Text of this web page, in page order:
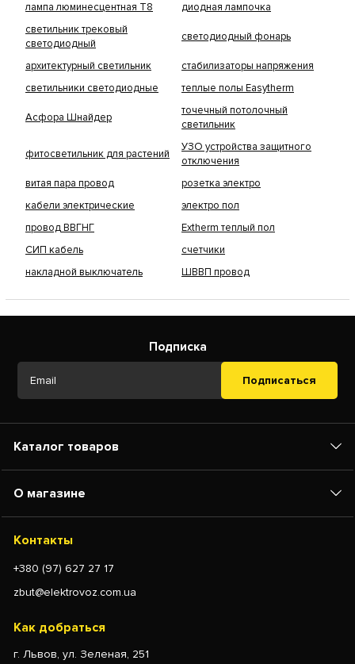
лампа люминесцентная Т8
диодная лампочка
светильник трековый
светодиодный
светодиодный фонарь
архитектурный светильник
стабилизаторы напряжения
светильники светодиодные
теплые полы Easytherm
Асфора Шнайдер
точечный потолочный
светильник
фитосветильник для растений
УЗО устройства защитного
отключения
витая пара провод
розетка электро
кабели электрические
электро пол
провод ВВГНГ
Extherm теплый пол
СИП кабель
счетчики
накладной выключатель
ШВВП провод
Подписка
Подписаться
Каталог товаров
О магазине
Контакты
+380 (97) 627 27 17
zbut@elektrovoz.com.ua
Как добраться
г. Львов, ул. Зеленая, 251